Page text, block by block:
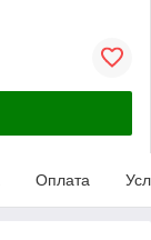
Оплата